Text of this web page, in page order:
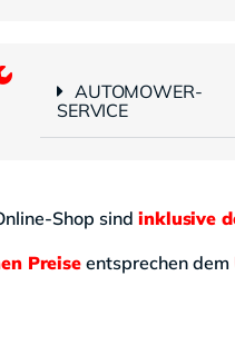
AUTOMOWER-
SERVICE
Shop sind inklusive
Preise entsprechen dem